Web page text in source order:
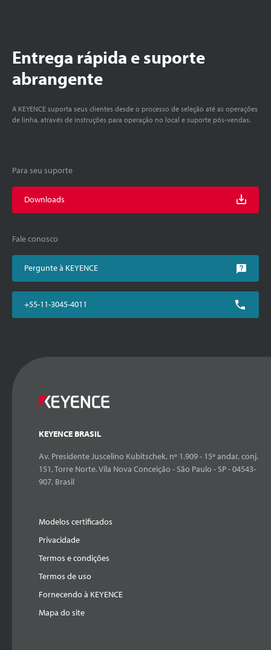
Entrega rápida e suporte
abrangente
A KEYENCE suporta seus clientes desde o processo de seleção até as operações
de linha, através de instruções para operação no local e suporte pós-vendas.
Para seu suporte
Downloads
Fale conosco
Pergunte à KEYENCE
+55-11-3045-4011
KEYENCE BRASIL
Av. Presidente Juscelino Kubitschek, nº 1.909 - 15º andar, conj.
151, Torre Norte, Vila Nova Conceição - São Paulo - SP - 04543-
907, Brasil
Modelos certificados
Privacidade
Termos e condições
Termos de uso
Fornecendo à KEYENCE
Mapa do site